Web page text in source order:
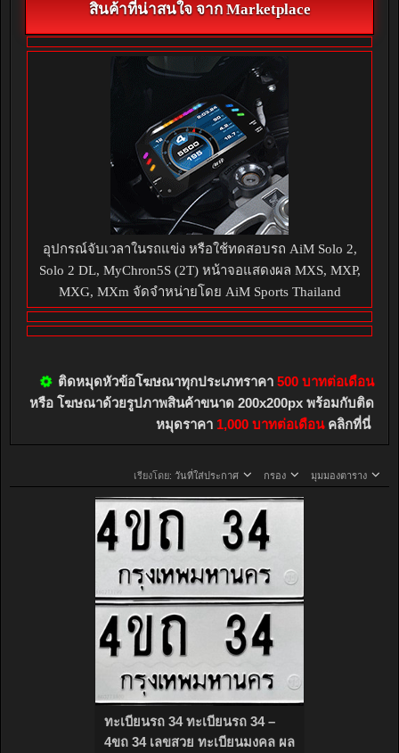
สินค้าที่น่าสนใจ จาก Marketplace
อุปกรณ์จับเวลาในรถแข่ง หรือใช้ทดสอบรถ AiM Solo 2,
Solo 2 DL, MyChron5S (2T) หน้าจอแสดงผล MXS, MXP,
MXG, MXm จัดจำหน่ายโดย AiM Sports Thailand
ติดหมุดหัวข้อโฆษณาทุกประเภทราคา 500 บาทต่อเดือน
หรือ โฆษณาด้วยรูปภาพสินค้าขนาด 200x200px พร้อมกับติด
หมุดราคา 1,000 บาทต่อเดือนคลิกที่นี่
เรียงโดย: วันที่ใส่ประกาศ กรอง มุมมองตาราง
ทะเบียนรถ 34 ทะเบียนรถ 34 –
4ขถ 34 เลขสวย ทะเบียนมงคล ผล